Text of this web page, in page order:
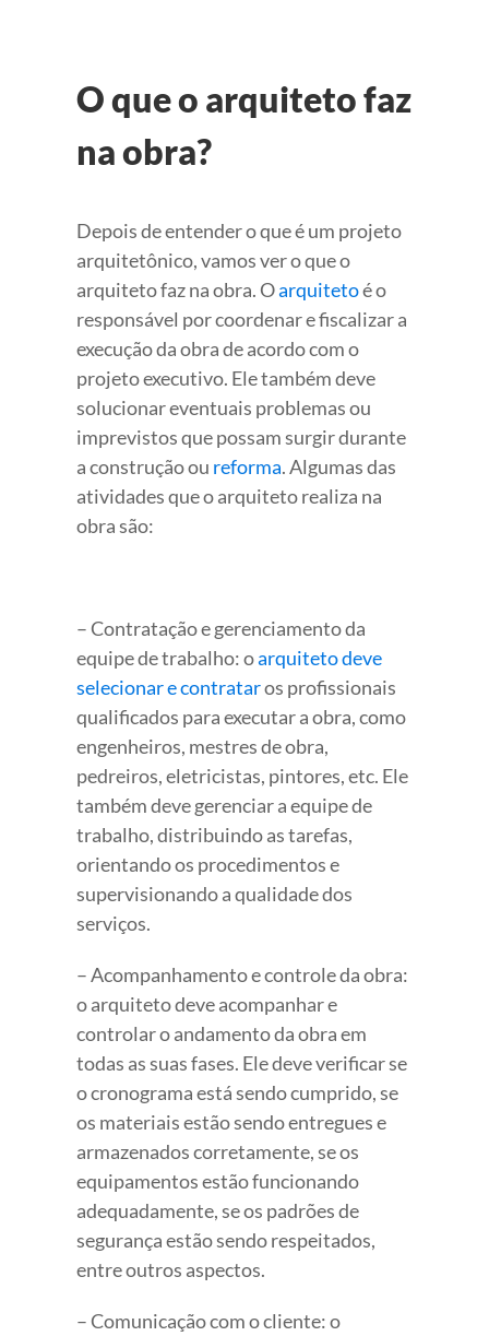
O que o arquiteto faz
na obra?
Depois de entender o que é um projeto
arquitetônico, vamos ver o que o
arquiteto faz na obra. Oarquitetoé o
responsável por coordenar e fiscalizar a
execução da obra de acordo com o
projeto executivo. Ele também deve
solucionar eventuais problemas ou
imprevistos que possam surgir durante
a construção ou reforma. Algumas das
atividades que o arquiteto realiza na
obra são:
– Contratação e gerenciamento da
equipe de trabalho: oarquiteto deve
selecionar e contrataros profissionais
qualificados para executar a obra, como
engenheiros, mestres de obra,
pedreiros, eletricistas, pintores, etc. Ele
também deve gerenciar a equipe de
trabalho, distribuindo as tarefas,
orientando os procedimentos e
supervisionando a qualidade dos
serviços.
– Acompanhamento e controle da obra:
o arquiteto deve acompanhar e
controlar o andamento da obra em
todas as suas fases. Ele deve verificar se
o cronograma está sendo cumprido, se
os materiais estão sendo entregues e
armazenados corretamente, se os
equipamentos estão funcionando
adequadamente, se os padrões de
segurança estão sendo respeitados,
entre outros aspectos.
– Comunicação com o cliente: o